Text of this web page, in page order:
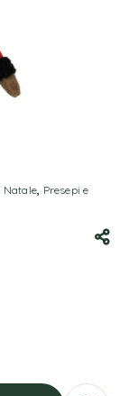
Natale, Presepi e